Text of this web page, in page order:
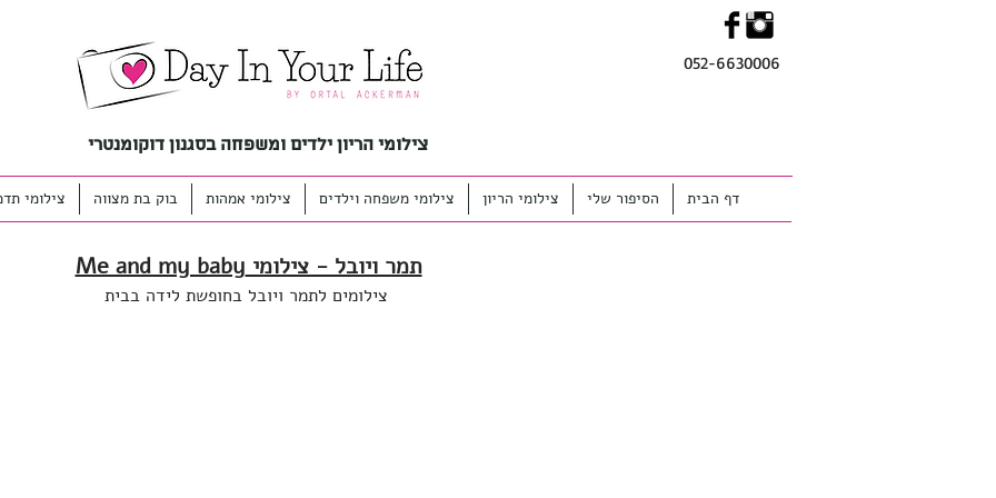
צילומי הריון ילדים ומשפחה בסגנון דוקומנטרי
052-6630006
MENU
צילומי בוק בת מצווה צילומי אמהות צילומי משפחה וילדים צילומי הריון הסיפור שלי דף הבית
תמר ויובל - צילומי Me and my baby
צילומים לתמר ויובל בחופשת לידה בבית